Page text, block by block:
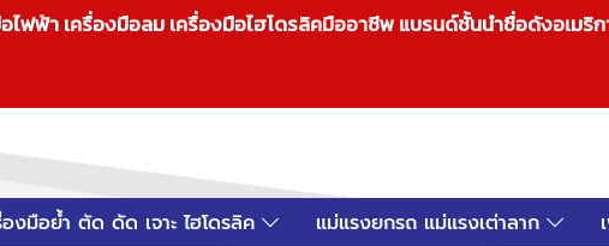
ฟฟ้า เครื่องมือลม เครื่องมือไฮโดรลิคมืออาชีพ แบรนด์ชั้นนำชื่อดังอเม
องมือย้ำ ตัด ดัด เจาะ ไฮโดรลิค แม่แรงยกรถ แม่แรงเต่าลาก